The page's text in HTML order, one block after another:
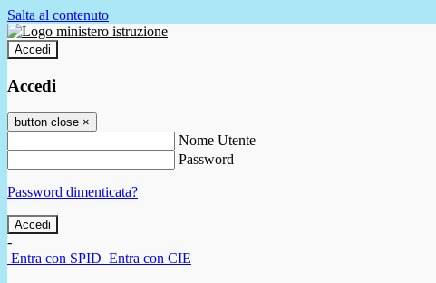
Salta al contenuto
Accedi
Accedi
button close ×
Nome Utente
Password
Password dimenticata?
-
Entra con SPID Entra con CIE